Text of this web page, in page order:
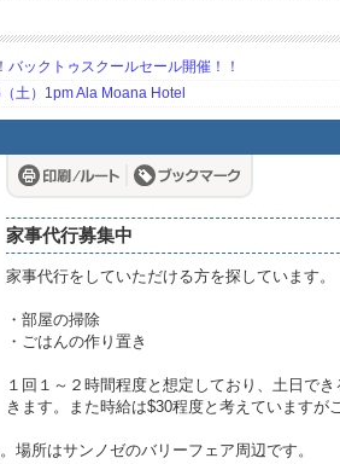
バックトゥスクールセール開催！！
土）1pm Ala Moana Hotel
家事代行募集中
家事代行をしていただける方を探しています。
・部屋の掃除
・ごはんの作り置き
１回１～２時間程度と想定しており、土日で
きます。また時給は$30程度と考えていますが
場所はサンノゼのバリーフェア周辺です。